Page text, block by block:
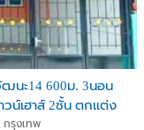
นะ14 600ม. 3นอน
วน์เฮาส์ 2ชั้น ตกแต่ง
กรุงเทพ